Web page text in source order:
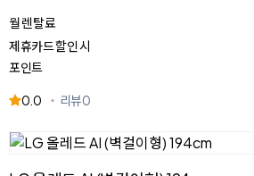
월 렌탈료
제휴카드 할인 시
포인트
0.0 리뷰0